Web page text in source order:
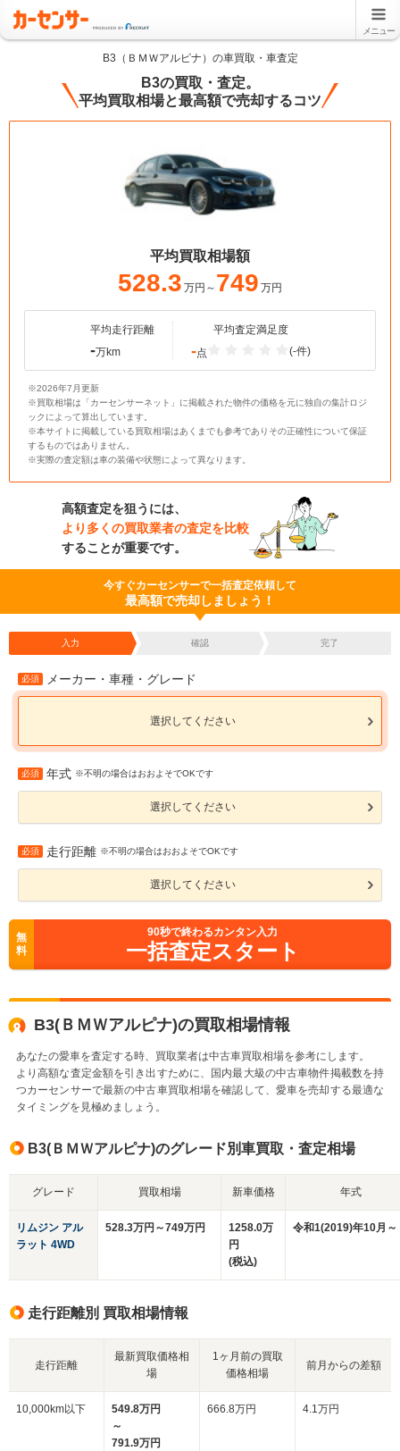
メニュー
B3（ＢＭＷアルピナ）の車買取・車査定
B3の買取・査定。
平均買取相場と最高額で売却するコツ
平均買取相場額
528.3 万円～ 749 万円
平均走行距離
-万km
平均査定満足度
-点 (-件)
※2026年7月更新
※買取相場は「カーセンサーネット」に掲載された物件の価格を元に独自の集計ロジ
ックによって算出しています。
※本サイトに掲載している買取相場はあくまでも参考でありその正確性について保証
するものではありません。
※実際の査定額は車の装備や状態によって異なります。
高額査定を狙うには、
より多くの買取業者の査定を比較
することが重要です。
今すぐカーセンサーで一括査定依頼して
最高額で売却しましょう！
入力 確認 完了
必須 メーカー・車種・グレード
選択してください
必須 年式 ※不明の場合はおおよそでOKです
選択してください
必須 走行距離 ※不明の場合はおおよそでOKです
選択してください
無
料
90秒で終わるカンタン入力
一括査定スタート
B3(ＢＭＷアルピナ)の買取相場情報
あなたの愛車を査定する時、買取業者は中古車買取相場を参考にします。
より高額な査定金額を引き出すために、国内最大級の中古車物件掲載数を持
つカーセンサーで最新の中古車買取相場を確認して、愛車を売却する最適な
タイミングを見極めましょう。
B3(ＢＭＷアルピナ)のグレード別車買取・査定相場
グレード 買取相場 新車価格 年式
リムジン アル
ラット 4WD
528.3万円～749万円
1258.0万
円
(税込)
令和1(2019)年10月～
走行距離別 買取相場情報
走行距離
最新買取価格相
場
1ヶ月前の買取
価格相場
前月からの差額
10,000km以下
549.8万円
～
791.9万円
666.8万円 4.1万円